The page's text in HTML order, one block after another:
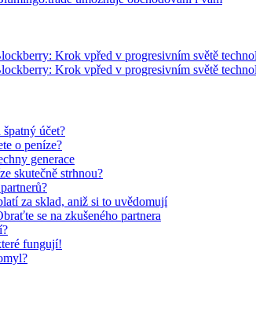
Krok vpřed v progresivním světě
Krok vpřed v progresivním světě
účet?
o peníze?
generace
skutečně strhnou?
za sklad, aniž si to uvědomují
se na zkušeného partnera
fungují!